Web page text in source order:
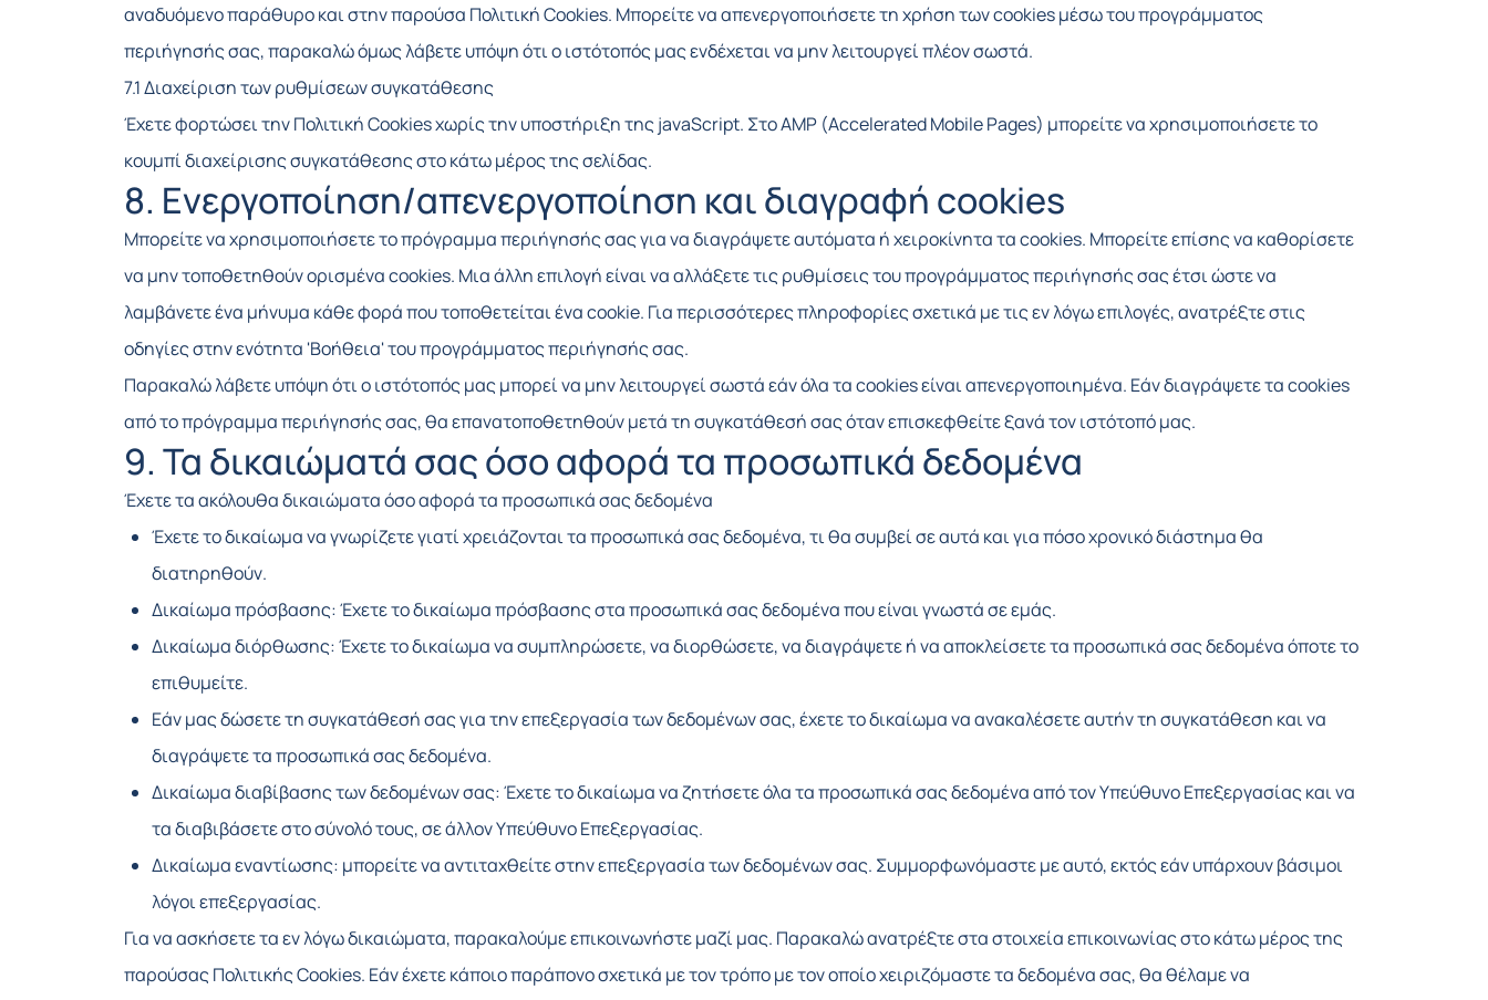
αναδυόμενο παράθυρο και στην παρούσα Πολιτική Cookies. Μπορείτε να απενεργοποιήσετε τη χρήση των cookies μέσω του προγράμματος
περιήγησής σας, παρακαλώ όμως λάβετε υπόψη ότι ο ιστότοπός μας ενδέχεται να μην λειτουργεί πλέον σωστά.
7.1 Διαχείριση των ρυθμίσεων συγκατάθεσης
Έχετε φορτώσει την Πολιτική Cookies χωρίς την υποστήριξη της javaScript. Στο AMP (Accelerated Mobile Pages) μπορείτε να χρησιμοποιήσετε το
κουμπί διαχείρισης συγκατάθεσης στο κάτω μέρος της σελίδας.
8. Ενεργοποίηση/απενεργοποίηση και διαγραφή cookies
Μπορείτε να χρησιμοποιήσετε το πρόγραμμα περιήγησής σας για να διαγράψετε αυτόματα ή χειροκίνητα τα cookies. Μπορείτε επίσης να καθορίσετε
να μην τοποθετηθούν ορισμένα cookies. Μια άλλη επιλογή είναι να αλλάξετε τις ρυθμίσεις του προγράμματος περιήγησής σας έτσι ώστε να
λαμβάνετε ένα μήνυμα κάθε φορά που τοποθετείται ένα cookie. Για περισσότερες πληροφορίες σχετικά με τις εν λόγω επιλογές, ανατρέξτε στις
οδηγίες στην ενότητα 'Βοήθεια' του προγράμματος περιήγησής σας.
Παρακαλώ λάβετε υπόψη ότι ο ιστότοπός μας μπορεί να μην λειτουργεί σωστά εάν όλα τα cookies είναι απενεργοποιημένα. Εάν διαγράψετε τα cookies
από το πρόγραμμα περιήγησής σας, θα επανατοποθετηθούν μετά τη συγκατάθεσή σας όταν επισκεφθείτε ξανά τον ιστότοπό μας.
9. Τα δικαιώματά σας όσο αφορά τα προσωπικά δεδομένα
Έχετε τα ακόλουθα δικαιώματα όσο αφορά τα προσωπικά σας δεδομένα
Έχετε το δικαίωμα να γνωρίζετε γιατί χρειάζονται τα προσωπικά σας δεδομένα, τι θα συμβεί σε αυτά και για πόσο χρονικό διάστημα θα
διατηρηθούν.
Δικαίωμα πρόσβασης: Έχετε το δικαίωμα πρόσβασης στα προσωπικά σας δεδομένα που είναι γνωστά σε εμάς.
Δικαίωμα διόρθωσης: Έχετε το δικαίωμα να συμπληρώσετε, να διορθώσετε, να διαγράψετε ή να αποκλείσετε τα προσωπικά σας δεδομένα όποτε το
επιθυμείτε.
Εάν μας δώσετε τη συγκατάθεσή σας για την επεξεργασία των δεδομένων σας, έχετε το δικαίωμα να ανακαλέσετε αυτήν τη συγκατάθεση και να
διαγράψετε τα προσωπικά σας δεδομένα.
Δικαίωμα διαβίβασης των δεδομένων σας: Έχετε το δικαίωμα να ζητήσετε όλα τα προσωπικά σας δεδομένα από τον Υπεύθυνο Επεξεργασίας και να
τα διαβιβάσετε στο σύνολό τους, σε άλλον Υπεύθυνο Επεξεργασίας.
Δικαίωμα εναντίωσης: μπορείτε να αντιταχθείτε στην επεξεργασία των δεδομένων σας. Συμμορφωνόμαστε με αυτό, εκτός εάν υπάρχουν βάσιμοι
λόγοι επεξεργασίας.
Για να ασκήσετε τα εν λόγω δικαιώματα, παρακαλούμε επικοινωνήστε μαζί μας. Παρακαλώ ανατρέξτε στα στοιχεία επικοινωνίας στο κάτω μέρος της
παρούσας Πολιτικής Cookies. Εάν έχετε κάποιο παράπονο σχετικά με τον τρόπο με τον οποίο χειριζόμαστε τα δεδομένα σας, θα θέλαμε να